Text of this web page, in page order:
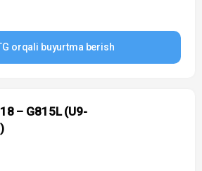
orqali buyurtma berish
– G815L (U9-